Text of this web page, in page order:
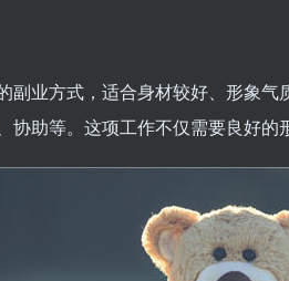
副业方式，适合身材较好、形象
协助等。这项工作不仅需要良好的